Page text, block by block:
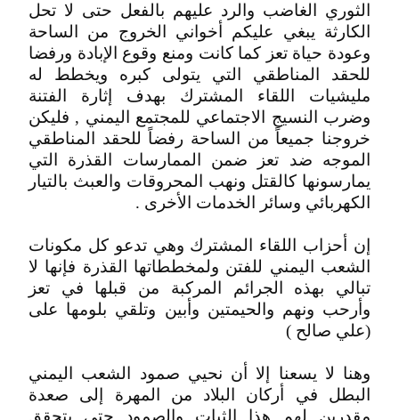
الثوري الغاضب والرد عليهم بالفعل حتى لا تحل
الكارثة يبغي عليكم أخواني الخروج من الساحة
وعودة حياة تعز كما كانت ومنع وقوع الإبادة ورفضا
للحقد المناطقي التي يتولى كبره ويخطط له
مليشيات اللقاء المشترك بهدف إثارة الفتنة
وضرب النسيج الاجتماعي للمجتمع اليمني , فليكن
خروجنا جميعاً من الساحة رفضاً للحقد المناطقي
الموجه ضد تعز ضمن الممارسات القذرة التي
يمارسونها كالقتل ونهب المحروقات والعبث بالتيار
الكهربائي وسائر الخدمات الأخرى .
إن أحزاب اللقاء المشترك وهي تدعو كل مكونات
الشعب اليمني للفتن ولمخططاتها القذرة فإنها لا
تبالي بهذه الجرائم المركبة من قبلها في تعز
وأرحب ونهم والحيمتين وأبين وتلقي بلومها على
(علي صالح )
وهنا لا يسعنا إلا أن نحيي صمود الشعب اليمني
البطل في أركان البلاد من المهرة إلى صعدة
مقدرين لهم هذا الثبات والصمود حتى يتحقق